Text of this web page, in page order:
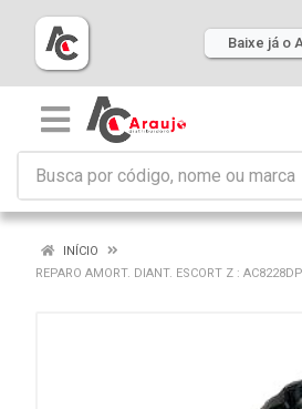
Baixe já o
INÍCIO
REPARO AMORT. DIANT. ESCORT Z : AC8228DP